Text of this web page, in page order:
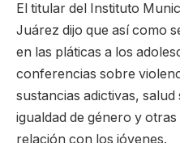
El titular del Instituto
Juárez dijo que así como
en las pláticas a los
conferencias sobre
sustancias adictivas,
igualdad de género y
relación con los jóvenes.